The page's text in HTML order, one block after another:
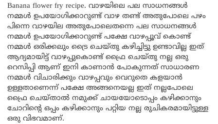
Banana flower fry recipe. വാഴയിലെ പല സാധനങ്ങൾ
നമ്മൾ ഉപയോഗിക്കാറുണ്ട് വാഴ തണ്ട് അതുപോലെ പഴം
പിന്നെ വാഴയില അതുപോലെതന്നെ പല സാധനങ്ങൾ
നമ്മൾ ഉപയോഗിക്കാറുണ്ട് പക്ഷേ വാഴപ്പൂവ് കൊണ്ട്
നമ്മൾ ഒരിക്കലും ട്രൈ ചെയ്തു കഴിച്ചിട്ടു ഉണ്ടാവില്ല ഇത്
ആദ്യമായിട്ട് വാഴപ്പുകൊണ്ട് ഫ്രൈ ചെയ്തു നല്ല ഒരു
റെസിപ്പി ആണ് ഇനി കാണാൻ പോകുന്നത് സാധാരണ
നമ്മൾ വിചാരിക്കും വാഴപ്പവും വെറുതെ കളയാൻ
ഉള്ളതാണെന്ന് പക്ഷേ അങ്ങനെയല്ല ഇത് നല്ലപോലെ
ഫ്രൈ ചെയ്താൽ നമുക്ക് ചായയോടൊപ്പം കഴിക്കാനും
ചോറിന്റെ ഒപ്പം കഴിക്കാനും പറ്റിയ നല്ല രുചികരമായിട്ടുള്ള
ഒരു വിഭവമാണ്.